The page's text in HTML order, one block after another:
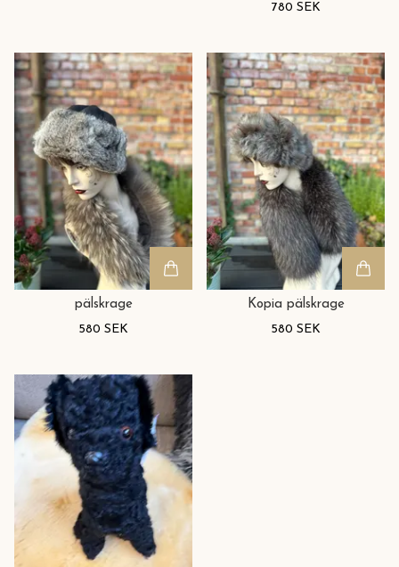
780 SEK
pälskrage
580 SEK
Kopia pälskrage
580 SEK